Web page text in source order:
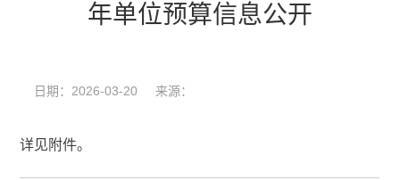
年单位预算信息公开
日期：2026-03-20 来源：
详见附件。